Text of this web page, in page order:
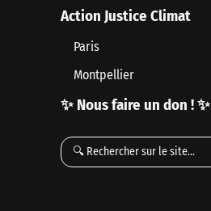
Action Justice Climat
Paris
Montpellier
✨ Nous faire un don ! ✨